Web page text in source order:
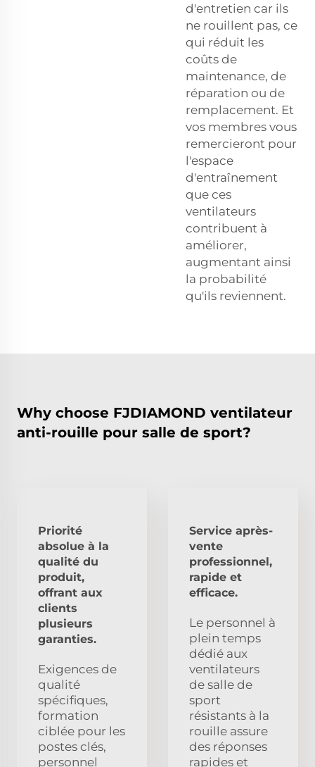
d'entretien car ils
ne rouillent pas, ce
qui réduit les
coûts de
maintenance, de
réparation ou de
remplacement. Et
vos membres vous
remercieront pour
l'espace
d'entraînement
que ces
ventilateurs
contribuent à
améliorer,
augmentant ainsi
la probabilité
qu'ils reviennent.
Why choose FJDIAMOND ventilateur
anti-rouille pour salle de sport?
Priorité
absolue à la
qualité du
produit,
offrant aux
clients
plusieurs
garanties.
Exigences de
qualité
spécifiques,
formation
ciblée pour les
postes clés,
personnel
Service après-
vente
professionnel,
rapide et
efficace.
Le personnel à
plein temps
dédié aux
ventilateurs
de salle de
sport
résistants à la
rouille assure
des réponses
rapides et